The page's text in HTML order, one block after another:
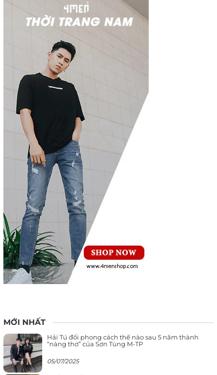
MỚI NHẤT
Hải Tú đổi phong cách thế nào sau 5 năm thành
“nàng thơ” của Sơn Tùng M-TP
05/07/2025